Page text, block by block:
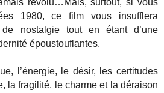
révolu…Mais, surtout, si vous
1980, ce film vous insufflera
nostalgie tout en étant d’une
époustouflantes.
l’énergie, le désir, les certitudes
la fragilité, le charme et la déraison